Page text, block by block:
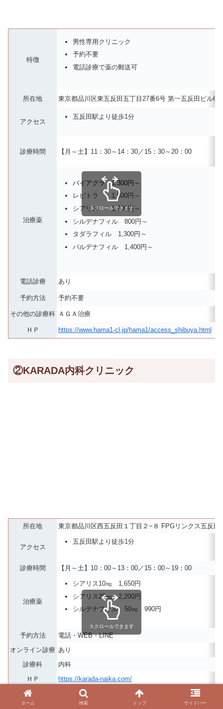
特徴
男性専用クリニック
予約不要
電話診療で薬の郵送可
所在地 東京都品川区東五反田五丁目27番6号 第一五反田ビル
アクセス
五反田駅より徒歩1分
診療時間 【月～土】11：30～14：30／15：30～20：00
治療薬
バイアグラ 1,300円～
レビトラ 1,500円～
シアリス 1,700円～
シルデナフィル 800円～
タダラフィル 1,300円～
バルデナフィル 1,400円～
電話診療 あり
予約方法 予約不要
その他の診療科 ＡＧＡ治療
ＨＰ https://www.hama1-cl.jp/hama1/access_shibuya.html
スクロールできます
②KARADA内科クリニック
所在地 東京都品川区西五反田１丁目２−８ FPGリンクス五反
アクセス
五反田駅より徒歩1分
診療時間 【月～土】10：00～13：00／15：00～19：00
治療薬
シアリス10㎎ 1,650円
シアリス20㎎ 2,200円
シルデナフィル 50㎎ 990円
予約方法
電話・WEB・LINE
オンライン診療 あり
診療科
内科
ＨＰ
https://karada-naika.com/
スクロールできます
ホーム 検索 トップ サイドバー